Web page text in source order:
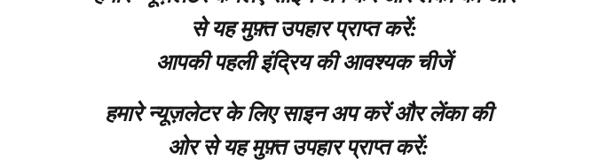
से यह मुफ़्त उपहार प्राप्त करें:
आपकी पहली इंद्रिय की आवश्यक चीजें
हमारे न्यूज़लेटर के लिए साइन अप करें और लेंका की
ओर से यह मुफ़्त उपहार प्राप्त करें: